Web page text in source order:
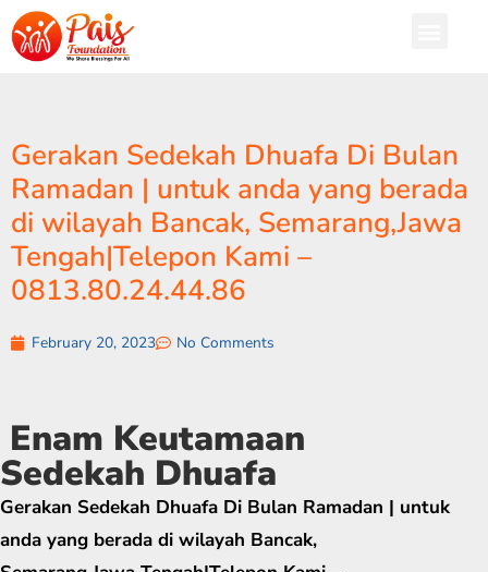
Gerakan Sedekah Dhuafa Di Bulan
Ramadan | untuk anda yang berada
di wilayah Bancak, Semarang,Jawa
Tengah|Telepon Kami –
0813.80.24.44.86
February 20, 2023 No Comments
Enam Keutamaan
Sedekah Dhuafa
Gerakan Sedekah Dhuafa Di Bulan Ramadan | untuk
anda yang berada di wilayah Bancak,